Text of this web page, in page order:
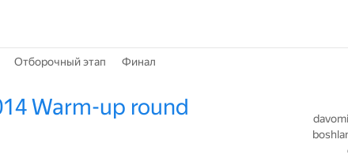
Отборочный этап Финал
Warm-up round